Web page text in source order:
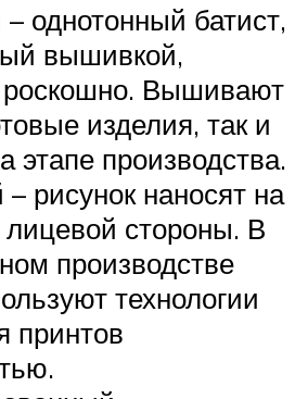
однотонный батист,
вышивкой,
роскошно. Вышивают
изделия, так и
этапе производства.
рисунок наносят на
лицевой стороны. В
производстве
технологии
принтов